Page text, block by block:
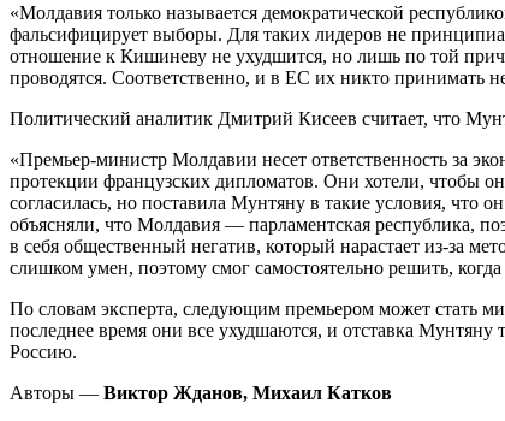
«Молдавия только называется демократической
фальсифицирует выборы. Для таких лидеров не
отношение к Кишиневу не ухудшится, но лишь по той
проводятся. Соответственно, и в ЕС их никто принимать
Политический аналитик Дмитрий Кисеев считает, что
«Премьер-министр Молдавии несет ответственность за
протекции французских дипломатов. Они хотели, чтобы
согласилась, но поставила Мунтяну в такие условия,
объясняли, что Молдавия — парламентская республика,
в себя общественный негатив, который нарастает из-за
слишком умен, поэтому смог самостоятельно решить,
По словам эксперта, следующим премьером может стать
последнее время они все ухудшаются, и отставка
Россию.
Авторы — Виктор Жданов, Михаил Катков